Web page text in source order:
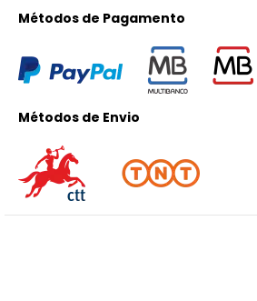
Métodos de Pagamento
Métodos de Envio